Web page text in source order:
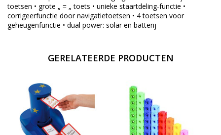
toetsen • grote „ = „ toets • unieke staartdeling-functie •
corrigeerfunctie door navigatietoetsen • 4 toetsen voor
geheugenfunctie • dual power: solar en batterij
GERELATEERDE PRODUCTEN